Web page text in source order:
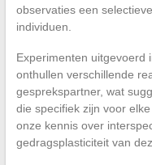
observaties een
individuen.
Experimenten uitgevoerd
onthullen verschillende
gesprekspartner, wat
die specifiek zijn voor
onze kennis over
gedragsplasticiteit van